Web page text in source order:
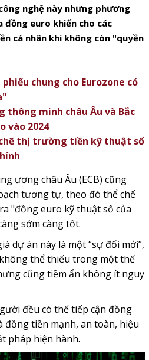
nghệ này nhưng phương
euro khiến cho các
cá nhân khi không còn "quyền
chung cho Eurozone có
minh châu Âu và Bắc
vào 2024
thị trường tiền kỹ thuật số
ương châu Âu (ECB) cũng
tương tự, theo đó thể chế
"đồng euro kỹ thuật số của
sớm càng tốt.
dự án này là một “sự đổi mới”,
thể thiếu trong một thế
cũng tiềm ẩn không ít nguy
đều có thể tiếp cận đồng
đồng tiền mạnh, an toàn, hiệu
pháp hiện hành.